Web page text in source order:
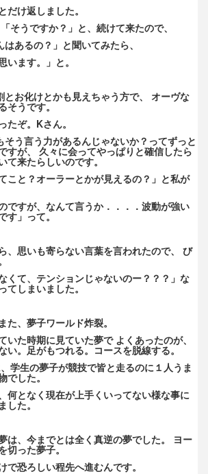
だけ返しました。
そうですか？」と、続けて来たので、
はあるの？」と聞いてみたら、
います。」と。
とお化けとかも見えちゃう方で、 オーヴな
そうです。
たぞ。Kさん。
う言う力があるんじゃないか？ってずっと
すが、 久々に会ってやっぱりと確信したら
て来たらしいのです。
こと？オーラーとかが見えるの？」と私が
ですが、なんて言うか．．．．波動が強い
す」って。
、思いも寄らない言葉を言われたので、 び
くて、テンションじゃないのー？？？」な
てしまいました。
た、夢子ワールド炸裂。
いた時期に見ていた夢で よくあったのが、
い。足がもつれる。コースを脱線する。
学生の夢子が競技で皆と走るのに１人うま
でした。
何となく現在が上手くいってない様な事に
した。
は、今までとは全く真逆の夢でした。 ヨー
切った夢子。
で恐ろしい程先へ進むんです。